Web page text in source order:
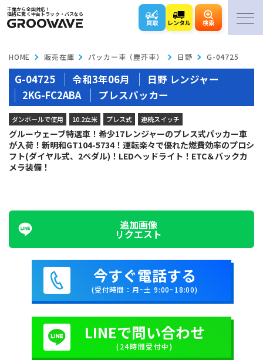
千葉から全国対応！
価格に驚く中古トラック・バスなら
買取 レンタル 検索
HOME 販売在庫 パッカー車（塵芥車） 日野 G-04725
G-04725 令和3年06月
日野 レンジャー
2KG-FC2ABA
プレスパッカー
ダンボールで使用 10.2立米 プレス式 連続スイッチ
グルーウェーブ特選車！希少17レンジャーのプレス式パッカー車
が入荷！新明和GT104-5734！運転楽々で優れた燃費効率のプロシ
フト(ダイヤル式、2ペダル)！LEDヘッドライト！ETC＆バックカ
メラ装備！
追加画像
リクエスト
今すぐ電話する
(受付時間：月~土 9:00~18:00)
LINEで問い合わせ
(24時間受付中)